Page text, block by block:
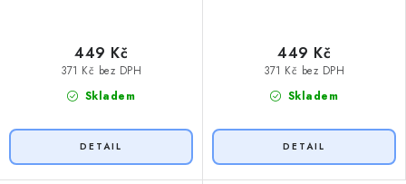
Skladem
371 Kč bez DPH
449 Kč
Skladem
371 Kč bez DPH
449 Kč